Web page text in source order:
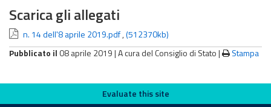
Scarica gli allegati
n. 14 dell'8 aprile 2019.pdf,(512370kb)
Pubblicato il 08 aprile 2019 |A cura del Consiglio di Stato| Stampa
Evaluate this siteEvaluate this site